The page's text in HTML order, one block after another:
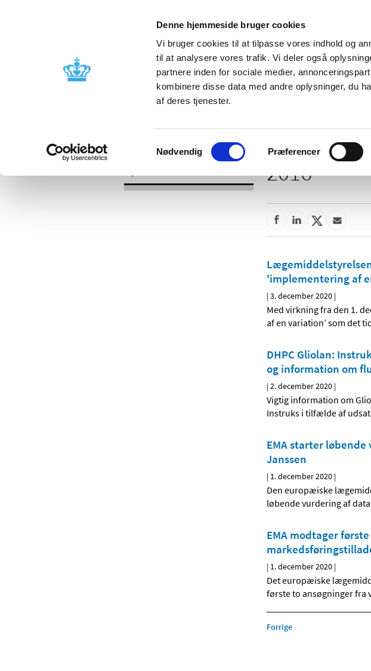
Denne hjemmeside bruger cookies
Vi bruger cookies til at tilpasse vores indhold og
til at analysere vores trafik. Vi deler også
partnere inden for sociale medier,
kombinere disse data med andre oplysninger, du
af deres tjenester.
Samtykkevalg
Nødvendig Præferencer
Godkendelse og
Bivirkninger og
produktinformation
2016
'implementering af
|3. december 2020 |
Med virkning fra den 1.
af en variation’ som det
DHPC Gliolan:
og information om
|2. december 2020 |
Vigtig information om
Instruks i tilfælde af
EMA starter
Janssen
| 1. december 2020 |
Den europæiske
løbende vurdering af
EMA modtager
| 1. december 2020 |
Det europæiske
første to ansøgninger fra
Forrige